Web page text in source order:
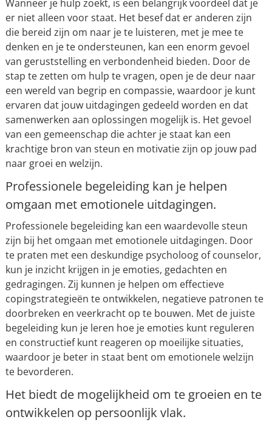
Wanneer je hulp zoekt, is een belangrijk voordeel dat je
er niet alleen voor staat. Het besef dat er anderen zijn
die bereid zijn om naar je te luisteren, met je mee te
denken en je te ondersteunen, kan een enorm gevoel
van geruststelling en verbondenheid bieden. Door de
stap te zetten om hulp te vragen, open je de deur naar
een wereld van begrip en compassie, waardoor je kunt
ervaren dat jouw uitdagingen gedeeld worden en dat
samenwerken aan oplossingen mogelijk is. Het gevoel
van een gemeenschap die achter je staat kan een
krachtige bron van steun en motivatie zijn op jouw pad
naar groei en welzijn.
Professionele begeleiding kan je helpen
omgaan met emotionele uitdagingen.
Professionele begeleiding kan een waardevolle steun
zijn bij het omgaan met emotionele uitdagingen. Door
te praten met een deskundige psycholoog of counselor,
kun je inzicht krijgen in je emoties, gedachten en
gedragingen. Zij kunnen je helpen om effectieve
copingstrategieën te ontwikkelen, negatieve patronen te
doorbreken en veerkracht op te bouwen. Met de juiste
begeleiding kun je leren hoe je emoties kunt reguleren
en constructief kunt reageren op moeilijke situaties,
waardoor je beter in staat bent om emotionele welzijn
te bevorderen.
Het biedt de mogelijkheid om te groeien en te
ontwikkelen op persoonlijk vlak.